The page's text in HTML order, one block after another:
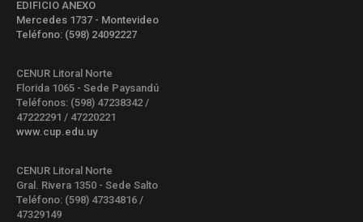
EDIFICIO ANEXO
Mercedes 1737 - Montevideo
Teléfono: (598) 24092227
CENUR Litoral Norte
Florida 1065 - Sede Paysandú
Teléfonos: (598) 47238342 /
47222291 / 47220221
www.cup.edu.uy
CENUR Litoral Norte
Gral. Rivera 1350 - Sede Salto
Teléfono: (598) 47334816 /
47329149